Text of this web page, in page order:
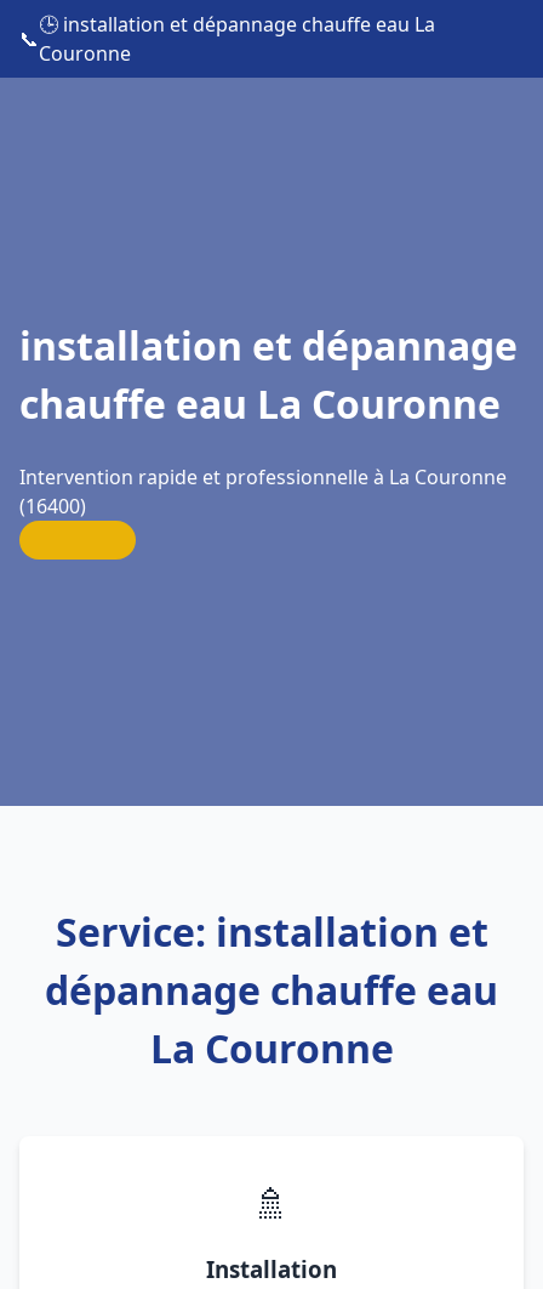
📞
🕒 installation et dépannage chauffe eau La
Couronne
installation et dépannage
chauffe eau La Couronne
Intervention rapide et professionnelle à La Couronne
(16400)
Service: installation et
dépannage chauffe eau
La Couronne
🚿
Installation